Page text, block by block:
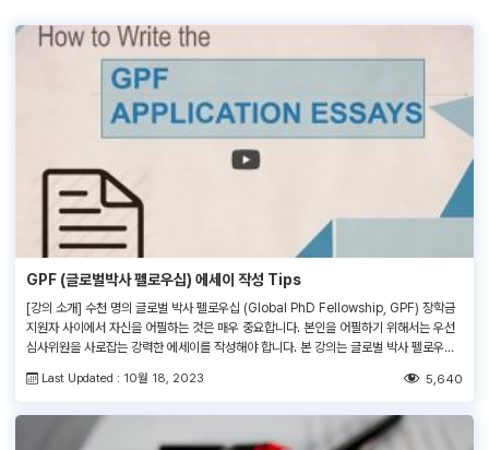
GPF (글로벌박사 펠로우십) 에세이 작성 Tips
[강의 소개] 수천 명의 글로벌 박사 펠로우십 (Global PhD Fellowship, GPF) 장학금
지원자 사이에서 자신을 어필하는 것은 매우 중요합니다. 본인을 어필하기 위해서는 우선
심사위원을 사로잡는 강력한 에세이를 작성해야 합니다. 본 강의는 글로벌 박사 펠로우십
를 수강하셔서 전달력 있고 자신의 강점을 드러낼 수 있는 […]
Last Updated : 10월 18, 2023 5,640